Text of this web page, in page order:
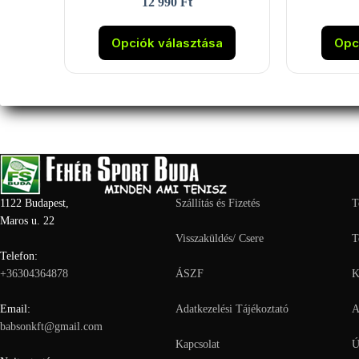
Opciók választása
Ennek
a
A
termékoldalon
választhatók
ki
1122 Budapest,
Maros u. 22
Telefon:
+36304364878
Email:
babsonkft@gmail.com
Szállítás és Fizetés
Visszaküldés/ Csere
ÁSZF
Adatkezelési Tájékoztató
Kapcsolat